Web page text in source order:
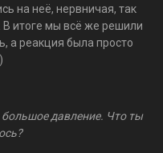
на неё, нервничая, так
В итоге мы всё же решили
а реакция была просто
давление. Что ты